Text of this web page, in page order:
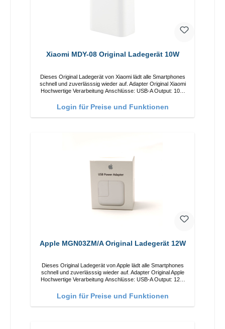
Xiaomi MDY-08 Original Ladegerät 10W
Dieses Original Ladegerät von Xiaomi lädt alle Smartphones
schnell und zuverlässsig wieder auf. Adapter Original Xiaomi
Hochwertige Verarbeitung Anschlüsse: USB-A Output: 10W
Login für Preise und Funktionen
Apple MGN03ZM/A Original Ladegerät 12W
Dieses Original Ladegerät von Apple lädt alle Smartphones
schnell und zuverlässsig wieder auf. Adapter Original Apple
Hochwertige Verarbeitung Anschlüsse: USB-A Output: 12W
Login für Preise und Funktionen